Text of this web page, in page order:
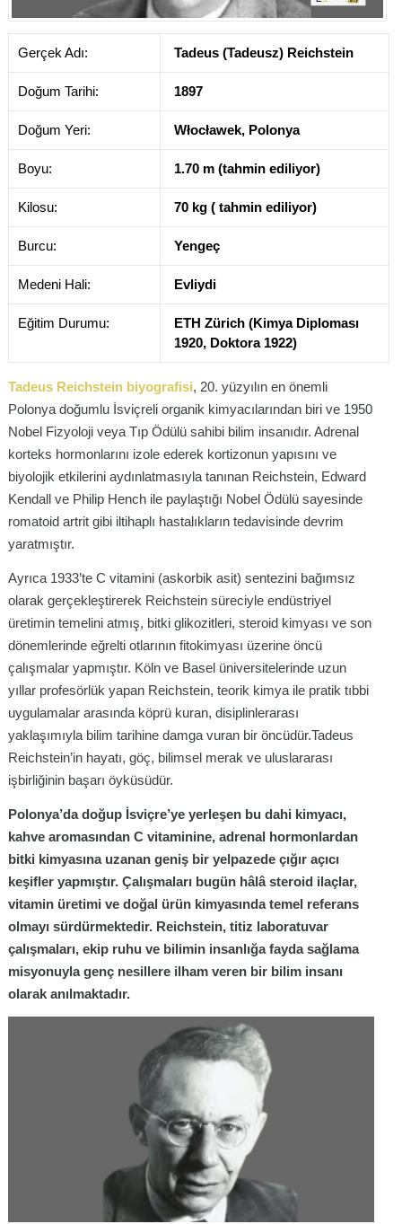
Gerçek Adı: Tadeus (Tadeusz) Reichstein
Doğum Tarihi: 1897
Doğum Yeri: Włocławek, Polonya
Boyu: 1.70 m (tahmin ediliyor)
Kilosu: 70 kg ( tahmin ediliyor)
Burcu: Yengeç
Medeni Hali: Evliydi
Eğitim Durumu:
ETH Zürich (Kimya Diploması
1920, Doktora 1922)
Tadeus Reichstein biyografisi, 20. yüzyılın en önemli
Polonya doğumlu İsviçreli organik kimyacılarından biri ve 1950
Nobel Fizyoloji veya Tıp Ödülü sahibi bilim insanıdır. Adrenal
korteks hormonlarını izole ederek kortizonun yapısını ve
biyolojik etkilerini aydınlatmasıyla tanınan Reichstein, Edward
Kendall ve Philip Hench ile paylaştığı Nobel Ödülü sayesinde
romatoid artrit gibi iltihaplı hastalıkların tedavisinde devrim
yaratmıştır.
Ayrıca 1933’te C vitamini (askorbik asit) sentezini bağımsız
olarak gerçekleştirerek Reichstein süreciyle endüstriyel
üretimin temelini atmış, bitki glikozitleri, steroid kimyası ve son
dönemlerinde eğrelti otlarının fitokimyası üzerine öncü
çalışmalar yapmıştır. Köln ve Basel üniversitelerinde uzun
yıllar profesörlük yapan Reichstein, teorik kimya ile pratik tıbbi
uygulamalar arasında köprü kuran, disiplinlerarası
yaklaşımıyla bilim tarihine damga vuran bir öncüdür.Tadeus
Reichstein’in hayatı, göç, bilimsel merak ve uluslararası
işbirliğinin başarı öyküsüdür.
Polonya’da doğup İsviçre’ye yerleşen bu dahi kimyacı,
kahve aromasından C vitaminine, adrenal hormonlardan
bitki kimyasına uzanan geniş bir yelpazede çığır açıcı
keşifler yapmıştır. Çalışmaları bugün hâlâ steroid ilaçlar,
vitamin üretimi ve doğal ürün kimyasında temel referans
olmayı sürdürmektedir. Reichstein, titiz laboratuvar
çalışmaları, ekip ruhu ve bilimin insanlığa fayda sağlama
misyonuyla genç nesillere ilham veren bir bilim insanı
olarak anılmaktadır.